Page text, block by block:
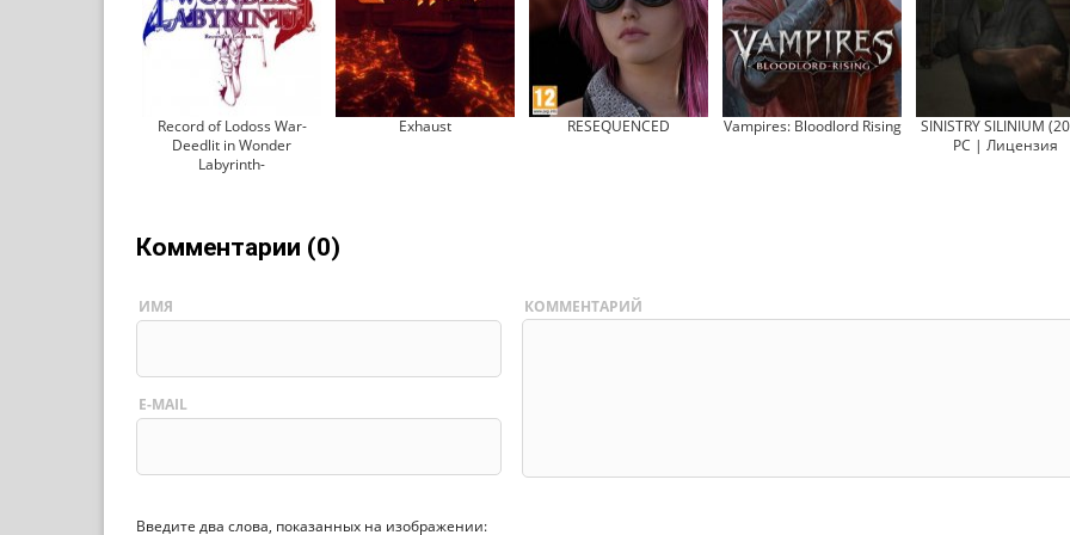
Record of Lodoss War-
Deedlit in Wonder
Labyrinth-
Exhaust RESEQUENCED Vampires: Bloodlord Rising
SINISTRY SILINIUM
PC | Лицензия
Комментарии (0)
ИМЯ
E-MAIL
КОММЕНТАРИЙ
Введите два слова, показанных на изображении: